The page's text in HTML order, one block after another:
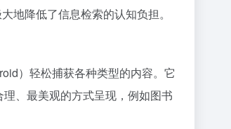
地降低了信息检索的认知负担。
）轻松捕获各种类型的内容。它
、最美观的方式呈现，例如图书